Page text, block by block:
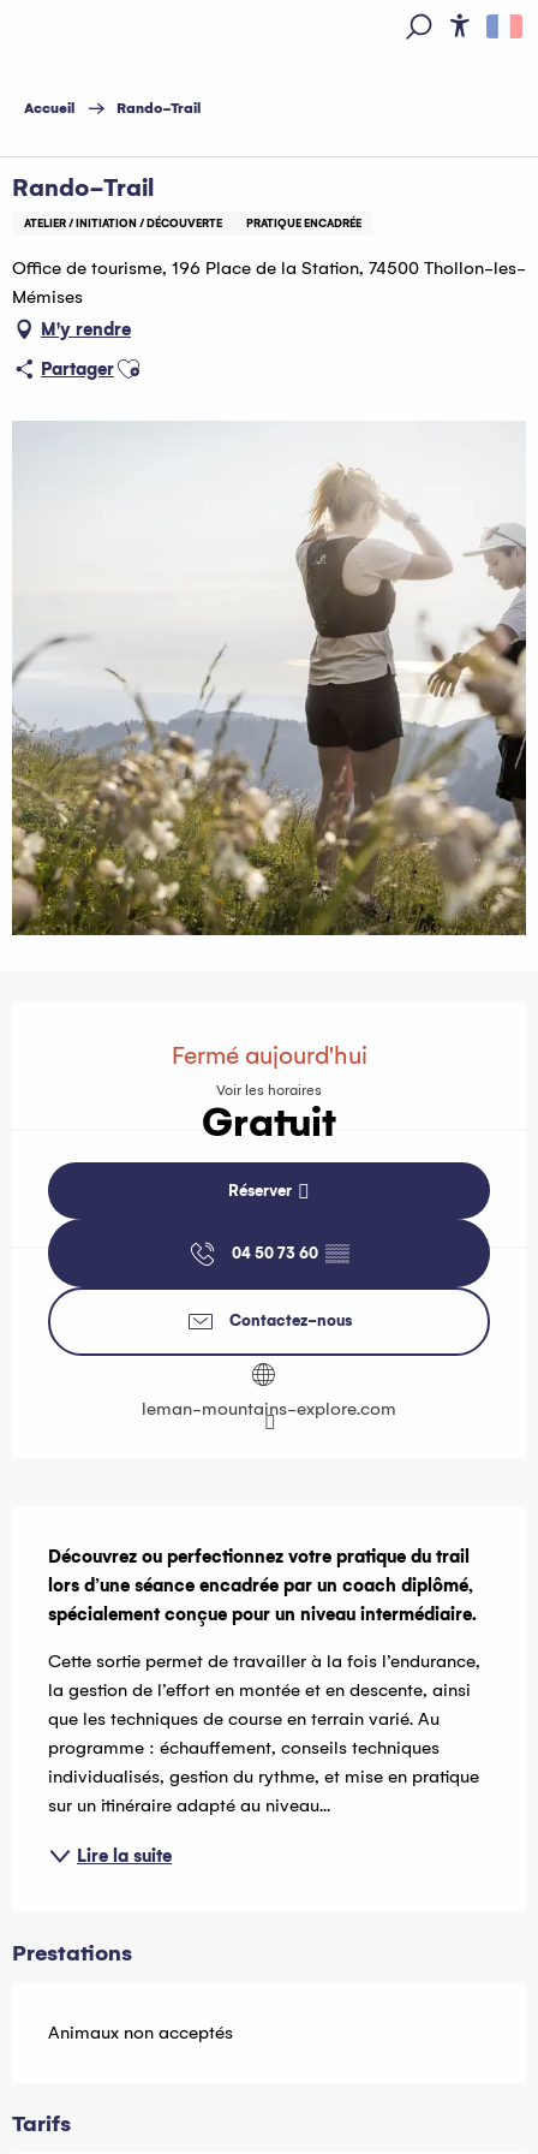
principal
Accueil Rando-Trail
Rando-Trail
ATELIER / INITIATION / DÉCOUVERTE PRATIQUE ENCADRÉE
Office de tourisme, 196 Place de la Station, 74500 Thollon-les-
Mémises
M'y rendre
PartagerAjouter aux favoris
Fermé aujourd'hui
Voir les horaires
Gratuit
Réserver
04 50 73 60 ▒▒
Contactez-nous
leman-mountains-explore.com
Découvrez ou perfectionnez votre pratique du trail
lors d’une séance encadrée par un coach diplômé,
spécialement conçue pour un niveau intermédiaire.
Cette sortie permet de travailler à la fois l’endurance,
la gestion de l’effort en montée et en descente, ainsi
que les techniques de course en terrain varié. Au
programme : échauffement, conseils techniques
individualisés, gestion du rythme, et mise en pratique
sur un itinéraire adapté au niveau...
Lire la suite
Prestations
Animaux non acceptés
Tarifs